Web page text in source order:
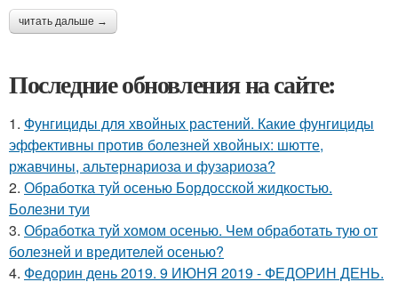
читать дальше →
Последние обновления на сайте:
1. Фунгициды для хвойных растений. Какие фунгициды
эффективны против болезней хвойных: шютте,
ржавчины, альтернариоза и фузариоза?
2. Обработка туй осенью Бордосской жидкостью.
Болезни туи
3. Обработка туй хомом осенью. Чем обработать тую от
болезней и вредителей осенью?
4. Федорин день 2019. 9 ИЮНЯ 2019 - ФЕДОРИН ДЕНЬ.